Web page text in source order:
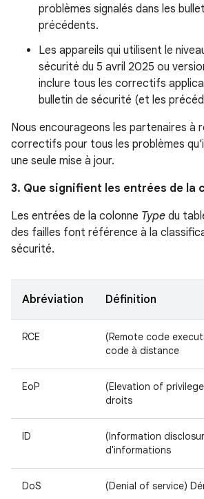
problèmes signalés dans les
précédents.
Les appareils qui utilisent le
sécurité du 5 avril 2025 ou
inclure tous les correctifs
bulletin de sécurité (et les
Nous encourageons les partenaires à
correctifs pour tous les problèmes
une seule mise à jour.
3. Que signifient les entrées de la
Les entrées de la colonne Type du
des failles font référence à la
sécurité.
Abréviation Définition
RCE
(Remote code
code à distance
EoP
(Elevation of
droits
ID
(Information
d'informations
DoS (Denial of service)